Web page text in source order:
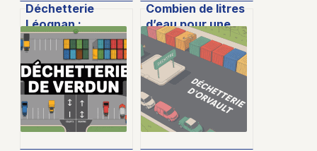
Déchetterie
Léognan :
horaires, accès,
déchets
acceptés,
conseils pratiques
Combien de litres
d’eau pour une
douche : chiffres
essentiels et
astuces pour
réduire sa
consommation